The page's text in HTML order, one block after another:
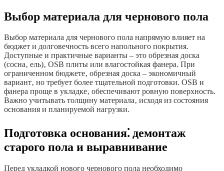
Выбор материала для чернового пола
Выбор материала для чернового пола напрямую влияет на
бюджет и долговечность всего напольного покрытия.
Доступные и практичные варианты – это обрезная доска
(сосна‚ ель)‚ OSB плиты или влагостойкая фанера. При
ограниченном бюджете‚ обрезная доска – экономичный
вариант‚ но требует более тщательной подготовки. OSB и
фанера проще в укладке‚ обеспечивают ровную поверхность.
Важно учитывать толщину материала‚ исходя из состояния
основания и планируемой нагрузки.
Подготовка основания⁚ демонтаж
старого пола и выравнивание
Перед укладкой нового чернового пола необходимо